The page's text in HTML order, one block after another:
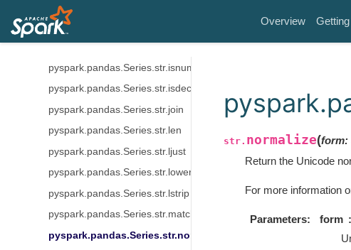
Overview
pyspark.pandas.Series.str.islower
pyspark.pandas.Series.str.isupper
pyspark.pandas.Series.str.isnumeric
pyspark.pandas.Series.str.isdecimal
pyspark.pandas.Series.str.join
pyspark.pandas.Series.str.len
pyspark.pandas.Series.str.ljust
pyspark.pandas.Series.str.lower
pyspark.pandas.Series.str.lstrip
pyspark.pandas.Series.str.match
pyspark.pandas.Series.str.normalize
str. normalize(form:
Return the Unicode
For more information
Parameters form